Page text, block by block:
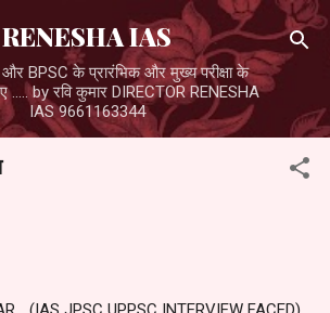
Skip to main content
RENESHA IAS
BPSC के प्रारंभिक और मुख्य परीक्षा के
..... by रवि कुमार DIRECTOR RENESHA
IAS 9661163344